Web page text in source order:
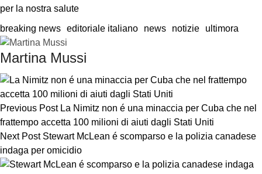
per la nostra salute
breaking news editoriale italiano news notizie ultimora
Martina Mussi
Previous Post La Nimitz non é una minaccia per Cuba che nel
frattempo accetta 100 milioni di aiuti dagli Stati Uniti
Next Post Stewart McLean é scomparso e la polizia canadese
indaga per omicidio